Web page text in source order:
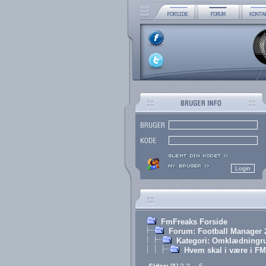
FmFreaks Forside
Forum: Football Manager
Kategori:
Hvem skal i være i